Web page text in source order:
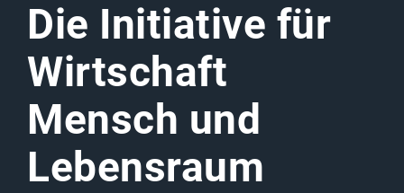
Die Initiative für
Wirtschaft
Mensch und
Lebensraum